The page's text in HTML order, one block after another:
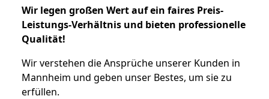
Wir legen großen Wert auf ein faires Preis-
Leistungs-Verhältnis und bieten professionelle
Qualität!
Wir verstehen die Ansprüche unserer Kunden in
Mannheim und geben unser Bestes, um sie zu
erfüllen.